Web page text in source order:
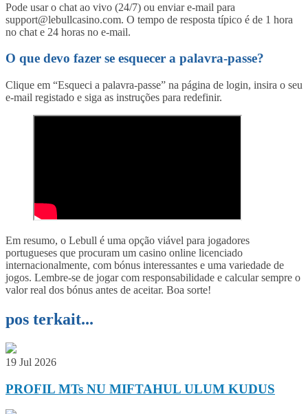
Pode usar o chat ao vivo (24/7) ou enviar e-mail para
support@lebullcasino.com. O tempo de resposta típico é de 1 hora
no chat e 24 horas no e-mail.
O que devo fazer se esquecer a palavra-passe?
Clique em “Esqueci a palavra-passe” na página de login, insira o seu
e-mail registado e siga as instruções para redefinir.
Em resumo, o Lebull é uma opção viável para jogadores
portugueses que procuram um casino online licenciado
internacionalmente, com bónus interessantes e uma variedade de
jogos. Lembre-se de jogar com responsabilidade e calcular sempre o
valor real dos bónus antes de aceitar. Boa sorte!
pos terkait...
19 Jul 2026
PROFIL MTs NU MIFTAHUL ULUM KUDUS